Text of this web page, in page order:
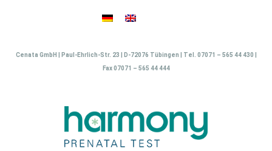
Cenata GmbH | Paul-Ehrlich-Str. 23 | D-72076 Tübingen | Tel. 07071 – 565 44 430 |
Fax 07071 – 565 44 444